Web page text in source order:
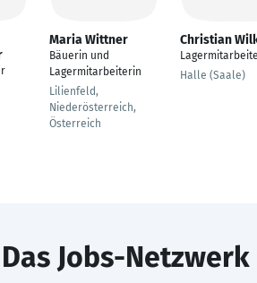
Maria Wittner
Bäuerin und
Lagermitarbeiterin
Lilienfeld,
Niederösterreich,
Österreich
Christian
Halle (Saale)
Das Jobs-Netzwerk